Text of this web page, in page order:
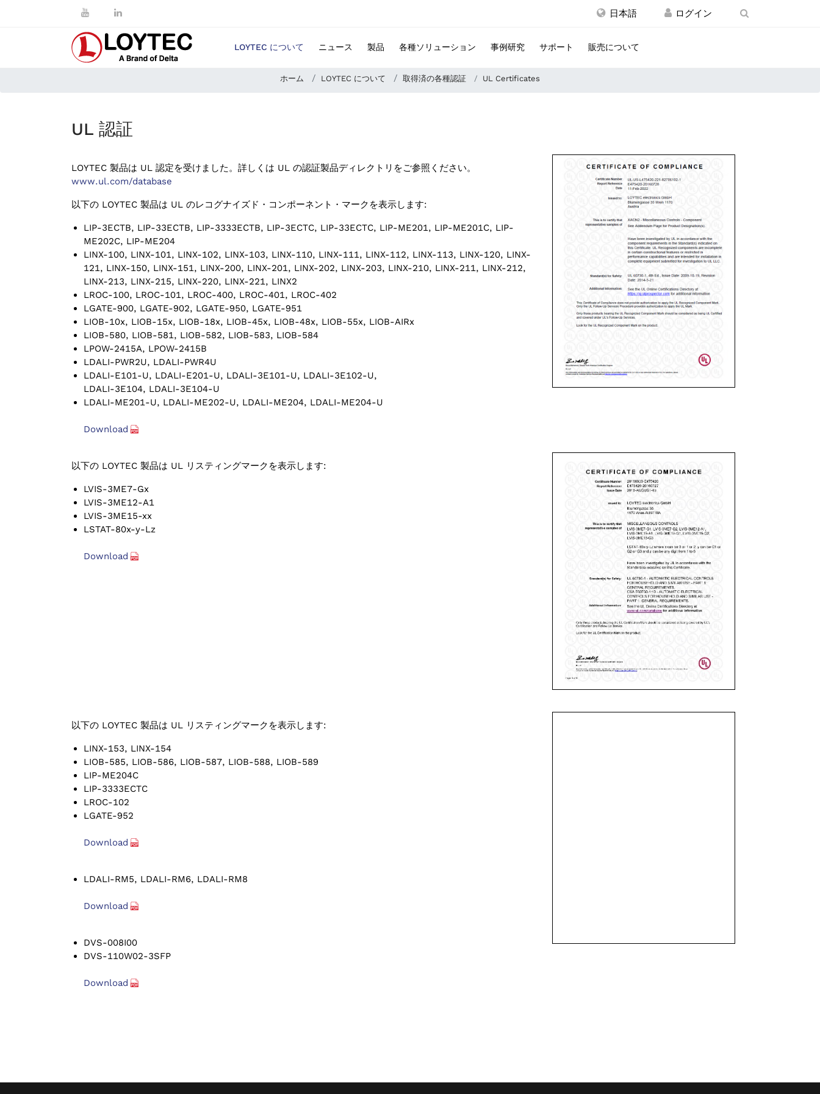
日本語
LOYTEC について ニュース 製品 各種ソリューション 事例研究 サポート 販売について
ホーム LOYTEC について 取得済の各種認証 UL Certificates
UL 認証
LOYTEC 製品は UL 認定を受けました。詳しくは UL の認証製品ディレクトリをご参照ください。
www.ul.com/database
以下の LOYTEC 製品は UL のレコグナイズド・コンポーネント・マークを表示します:
LIP-3ECTB, LIP-33ECTB, LIP-3333ECTB, LIP-3ECTC, LIP-33ECTC, LIP-ME201, LIP-ME201C, LIP-
ME202C, LIP-ME204
LINX-100, LINX-101, LINX-102, LINX-103, LINX-110, LINX-111, LINX-112, LINX-113, LINX-120, LINX-
121, LINX-150, LINX-151, LINX-200, LINX-201, LINX-202, LINX-203, LINX-210, LINX-211, LINX-212,
LINX-213, LINX-215, LINX-220, LINX-221, LINX2
LROC-100, LROC-101, LROC-400, LROC-401, LROC-402
LGATE-900, LGATE-902, LGATE-950, LGATE-951
LIOB-10x, LIOB-15x, LIOB-18x, LIOB-45x, LIOB-48x, LIOB-55x, LIOB-AIRx
LIOB-580, LIOB-581, LIOB-582, LIOB-583, LIOB-584
LPOW-2415A, LPOW-2415B
LDALI-PWR2U, LDALI-PWR4U
LDALI-E101-U, LDALI-E201-U, LDALI-3E101-U, LDALI-3E102-U,
LDALI-3E104, LDALI-3E104-U
LDALI-ME201-U, LDALI-ME202-U, LDALI-ME204, LDALI-ME204-U
Download
以下の LOYTEC 製品は UL リスティングマークを表示します:
LVIS-3ME7-Gx
LVIS-3ME12-A1
LVIS-3ME15-xx
LSTAT-80x-y-Lz
Download
以下の LOYTEC 製品は UL リスティングマークを表示します:
LINX-153, LINX-154
LIOB-585, LIOB-586, LIOB-587, LIOB-588, LIOB-589
LIP-ME204C
LIP-3333ECTC
LROC-102
LGATE-952
Download
LDALI-RM5, LDALI-RM6, LDALI-RM8
Download
DVS-008I00
DVS-110W02-3SFP
Download